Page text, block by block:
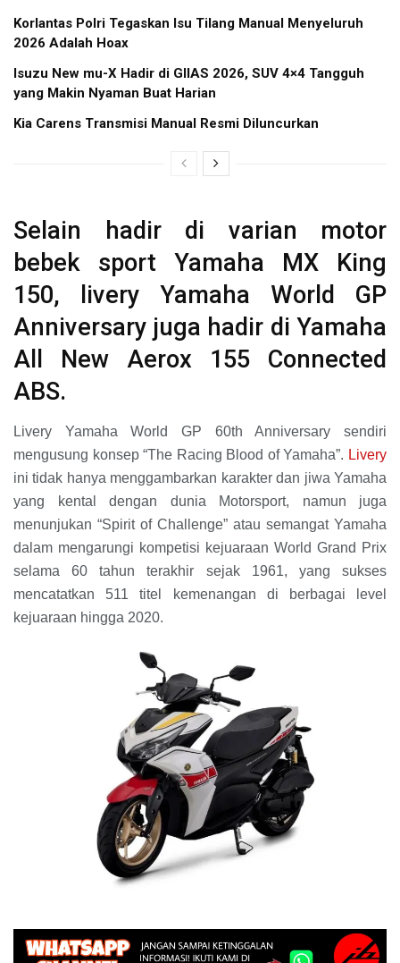
Korlantas Polri Tegaskan Isu Tilang Manual Menyeluruh
2026 Adalah Hoax
Isuzu New mu-X Hadir di GIIAS 2026, SUV 4×4 Tangguh
yang Makin Nyaman Buat Harian
Kia Carens Transmisi Manual Resmi Diluncurkan
Selain hadir di varian motor
bebek sport Yamaha MX King
150, livery Yamaha World GP
Anniversary juga hadir di Yamaha
All New Aerox 155 Connected
ABS.
Livery Yamaha World GP 60th Anniversary sendiri
mengusung konsep “The Racing Blood of Yamaha”. Livery
ini tidak hanya menggambarkan karakter dan jiwa Yamaha
yang kental dengan dunia Motorsport, namun juga
menunjukan “Spirit of Challenge” atau semangat Yamaha
dalam mengarungi kompetisi kejuaraan World Grand Prix
selama 60 tahun terakhir sejak 1961, yang sukses
mencatatkan 511 titel kemenangan di berbagai level
kejuaraan hingga 2020.